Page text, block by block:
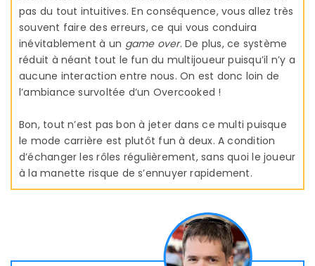
pas du tout intuitives. En conséquence, vous allez très
souvent faire des erreurs, ce qui vous conduira
inévitablement à un game over. De plus, ce système
réduit à néant tout le fun du multijoueur puisqu’il n’y a
aucune interaction entre nous. On est donc loin de
l’ambiance survoltée d’un Overcooked !
Bon, tout n’est pas bon à jeter dans ce multi puisque
le mode carrière est plutôt fun à deux. A condition
d’échanger les rôles régulièrement, sans quoi le joueur
à la manette risque de s’ennuyer rapidement.